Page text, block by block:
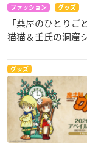
ファッション グッズ
「薬屋のひとり
猫猫＆壬氏の洞窟
グッズ